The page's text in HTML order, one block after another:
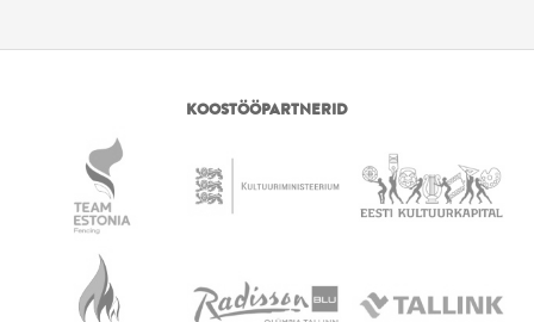
KOOSTÖÖPARTNERID